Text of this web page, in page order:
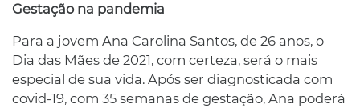
Gestação na pandemia
Para a jovem Ana Carolina Santos, de 26 anos, o
Dia das Mães de 2021, com certeza, será o mais
especial de sua vida. Após ser diagnosticada com
covid-19, com 35 semanas de gestação, Ana poderá